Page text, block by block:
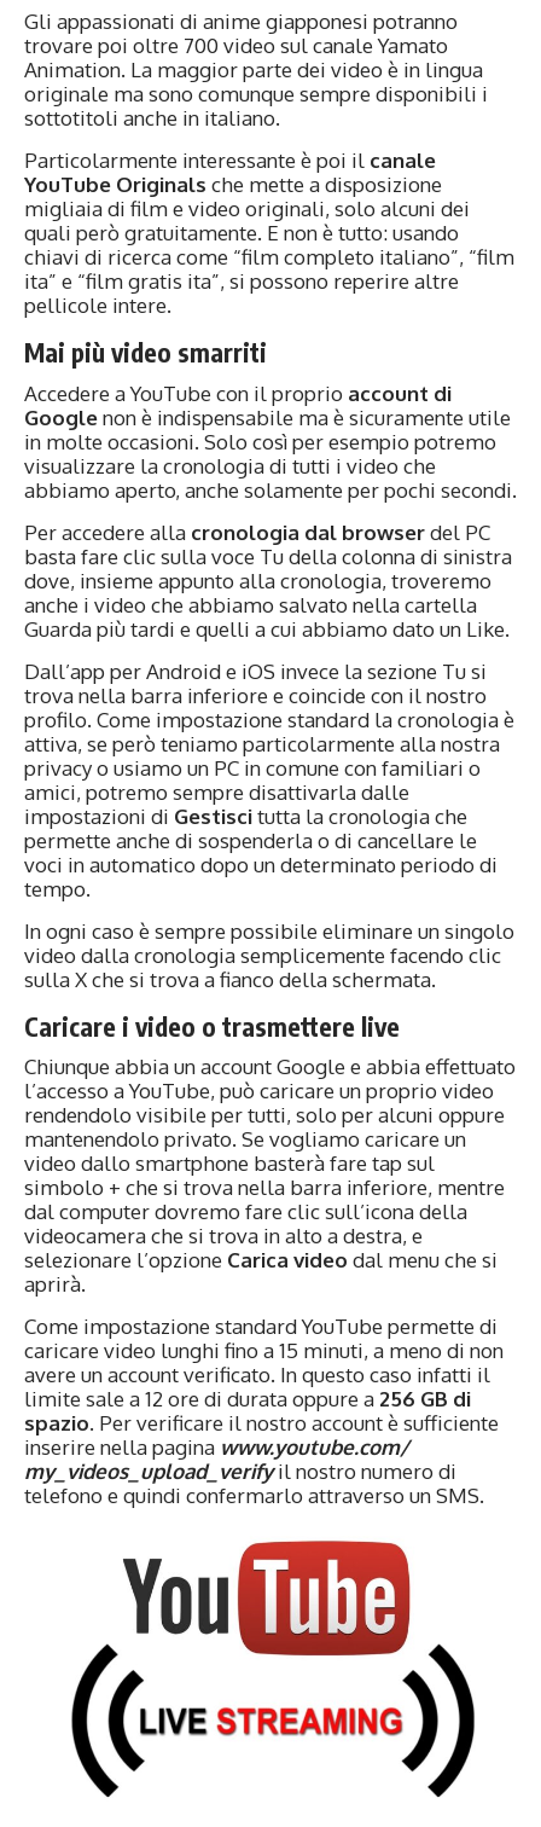
Gli appassionati di anime giapponesi potranno
trovare poi oltre 700 video sul canale Yamato
Animation. La maggior parte dei video è in lingua
originale ma sono comunque sempre disponibili i
sottotitoli anche in italiano.
Particolarmente interessante è poi il canale
YouTube Originals che mette a disposizione
migliaia di film e video originali, solo alcuni dei
quali però gratuitamente. E non è tutto: usando
chiavi di ricerca come “film completo italiano”, “film
ita” e “film gratis ita”, si possono reperire altre
pellicole intere.
Mai più video smarriti
Accedere a YouTube con il proprio account di
Googlenon è indispensabile ma è sicuramente utile
in molte occasioni. Solo così per esempio potremo
visualizzare la cronologia di tutti i video che
abbiamo aperto, anche solamente per pochi secondi.
Per accedere alla cronologia dal browserdel PC
basta fare clic sulla voce Tu della colonna di sinistra
dove, insieme appunto alla cronologia, troveremo
anche i video che abbiamo salvato nella cartella
Guarda più tardi e quelli a cui abbiamo dato un Like.
Dall’app per Android e iOS invece la sezione Tu si
trova nella barra inferiore e coincide con il nostro
profilo. Come impostazione standard la cronologia è
attiva, se però teniamo particolarmente alla nostra
privacy o usiamo un PC in comune con familiari o
amici, potremo sempre disattivarla dalle
impostazioni di Gestiscitutta la cronologia che
permette anche di sospenderla o di cancellare le
voci in automatico dopo un determinato periodo di
tempo.
In ogni caso è sempre possibile eliminare un singolo
video dalla cronologia semplicemente facendo clic
sulla X che si trova a fianco della schermata.
Caricare i video o trasmettere live
Chiunque abbia un account Google e abbia effettuato
l’accesso a YouTube, può caricare un proprio video
rendendolo visibile per tutti, solo per alcuni oppure
mantenendolo privato. Se vogliamo caricare un
video dallo smartphone basterà fare tap sul
simbolo + che si trova nella barra inferiore, mentre
dal computer dovremo fare clic sull’icona della
videocamera che si trova in alto a destra, e
selezionare l’opzione Carica video dal menu che si
aprirà.
Come impostazione standard YouTube permette di
caricare video lunghi fino a 15 minuti, a meno di non
avere un account verificato. In questo caso infatti il
limite sale a 12 ore di durata oppure a 256 GB di
spazio. Per verificare il nostro account è sufficiente
inserire nella pagina www.youtube.com/
my_videos_upload_verifyil nostro numero di
telefono e quindi confermarlo attraverso un SMS.